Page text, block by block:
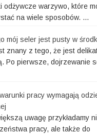
odżywcze warzywo, które
na wiele sposobów. …
mój seler jest pusty w
znany z tego, że jest
Po pierwsze, dojrzewanie
pracy wymagają
uwagę przykładamy
pracy, ale także do